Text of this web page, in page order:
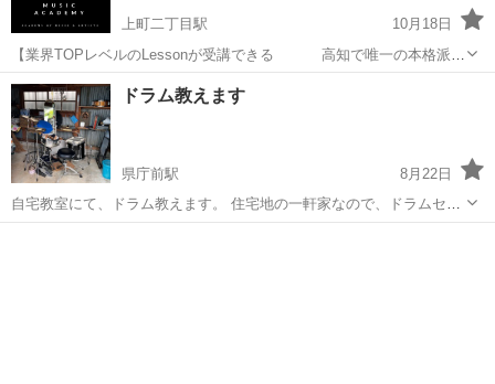
上町二丁目駅
10月18日
【業界TOPレベルのLessonが受講できる 高知で唯一の本格派総
合音楽専門校】 ★HELLO MUSIC ACADEMY★
【譲れない夢がある】 ～ゼロから始めるメジャーデビュ...
高知 高知市 上町二丁目駅
ドラム教えます
県庁前駅
8月22日
自宅教室にて、ドラム教えます。 住宅地の一軒家なので、ドラムセッ
トは消音シンバル、メッシュヘッドでフルのドラムセットよりは音量